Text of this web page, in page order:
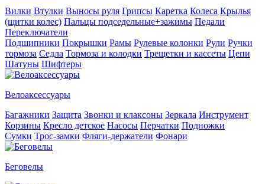
Вилки Втулки Выносы руля Грипсы Каретка Колеса Крылья
(щитки колес) Пальцы подседельные+зажимы Педали
Переключатели
Подшипники Покрышки Рамы Рулевые колонки Рули Ручки
тормоза Седла Тормоза и колодки Трещетки и кассеты Цепи
Шатуны Шифтеры
Велоаксессуары
Багажники Защита Звонки и клаксоны Зеркала Инструмент
Корзины Кресло детское Насосы Перчатки Подножки
Сумки Трос-замки Фляги-держатели Фонари
Беговелы